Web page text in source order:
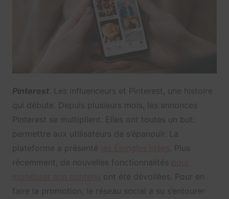
Pinterest. Les influenceurs et Pinterest, une histoire
qui débute. Depuis plusieurs mois, les annonces
Pinterest se multiplient. Elles ont toutes un but:
permettre aux utilisateurs de s’épanouir. La
plateforme a présenté
. Plus
récemment, de nouvelles fonctionnalités
ont été dévoilées. Pour en
faire la promotion, le réseau social a su s’entourer